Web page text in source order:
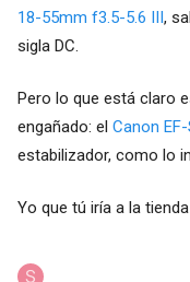
18-55mm f3.5-5.6 III,
sigla DC.
Pero lo que está claro
engañado: el Canon
estabilizador, como lo
Yo que tú iría a la